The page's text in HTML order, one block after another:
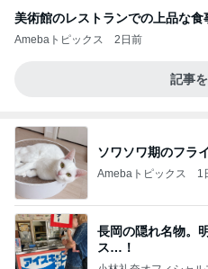
美術館のレストランでの上品な食
Amebaトピックス 2日前
記事
ソワソワ期のフラ
Amebaトピックス 1
長岡の隠れ名物。
ス…！